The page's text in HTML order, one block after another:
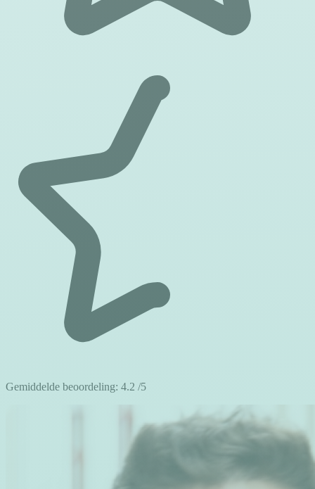
Gemiddelde beoordeling: 4.2 /5